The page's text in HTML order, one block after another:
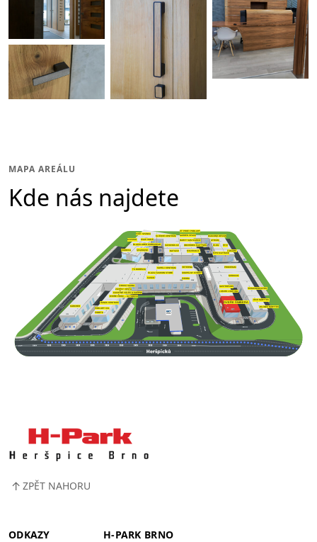
MAPA AREÁLU
Kde nás najdete
KÄRCHER
PODLAHY XXL
PODETA
HANÁK CENTRUM
DVEŘE PRÜM – ALTORESS
FINSKÁ SAUNA
ZÁVĚSY VESTA
KUCHYNĚ VÁLEK & KAČENA
TS BOHEMIA
KASKO
PLAZA FASHION STORE
SAPELI CENTRUM
KOUPELNY SYROVÝ
VETERINA
PIEDRA
DVEŘE ŠIMBERA
LUMOS LIGHTING
GASTROFANS
MEDICCO
PROCERAM
SCHACHERMAYER
JELÍNEK NÁBYTEK
JECH NÁBYTEK
WOODICA SPAHOUSE
MUSHGO
BLACKLADER WORKWEAR
W&W HOME
SVĚT SPÁNKU
KLÍČOVÉ CENTRUM
KÁVOVNÍK.CZ
NATUZZI MOJEKOLO
OBCHŮDEK MATÝSEK
BARVY SAN MARCO
GARDEN SPACE
ST PROFI PODLAHY
ATRIUM
HI-OIL
MPO MATRACE
DIAMOND DESIGN
EFIX
LAMARK
↑ ZPĚT NAHORU
ODKAZY
H-PARK BRNO